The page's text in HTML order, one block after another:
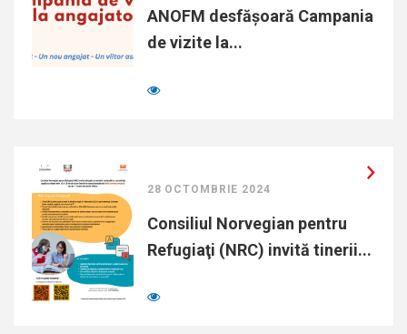
ANOFM desfășoară Campania
de vizite la...
28 OCTOMBRIE 2024
Consiliul Norvegian pentru
Refugiaţi (NRC) invită tinerii...